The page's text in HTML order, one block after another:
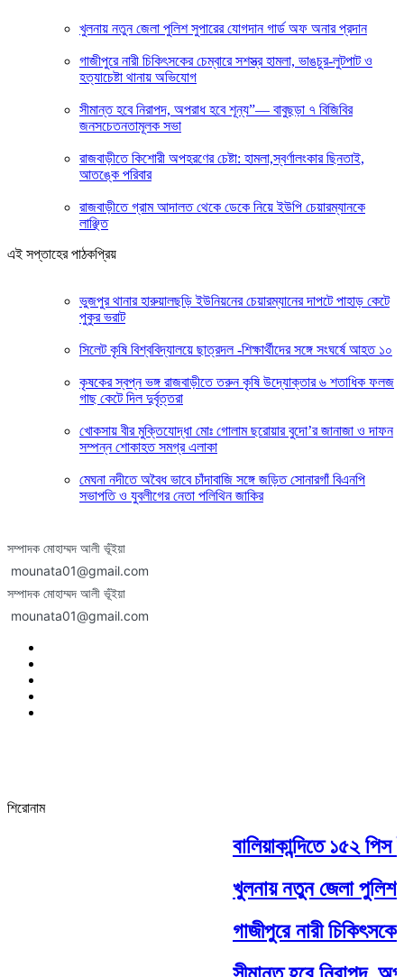
খুলনায় নতুন জেলা পুলিশ সুপারের যোগদান গার্ড অফ অনার প্রদান
গাজীপুরে নারী চিকিৎসকের চেম্বারে সশস্ত্র হামলা, ভাঙচুর-লুটপাট ও
হত্যাচেষ্টা থানায় অভিযোগ
সীমান্ত হবে নিরাপদ, অপরাধ হবে শূন্য”— বাবুছড়া ৭ বিজিবির
জনসচেতনতামূলক সভা
রাজবাড়ীতে কিশোরী অপহরণের চেষ্টা: হামলা,স্বর্ণালংকার ছিনতাই,
আতঙ্কে পরিবার
রাজবাড়ীতে গ্রাম আদালত থেকে ডেকে নিয়ে ইউপি চেয়ারম্যানকে
লাঞ্ছিত
এই সপ্তাহের পাঠকপ্রিয়
ভুজপুর থানার হারুয়ালছড়ি ইউনিয়নের চেয়ারম্যানের দাপটে পাহাড় কেটে
পুকুর ভরাট
সিলেট কৃষি বিশ্ববিদ্যালয়ে ছাত্রদল -শিক্ষার্থীদের সঙ্গে সংঘর্ষে আহত ১০
কৃষকের স্বপ্ন ভঙ্গ রাজবাড়ীতে তরুন কৃষি উদ্যোক্তার ৬ শতাধিক ফলজ
গাছ কেটে দিল দুর্বৃত্তরা
খোকসায় বীর মুক্তিযোদ্ধা মোঃ গোলাম ছরোয়ার বুদো’র জানাজা ও দাফন
সম্পন্ন শোকাহত সমগ্র এলাকা
মেঘনা নদীতে অবৈধ ভাবে চাঁদাবাজি সঙ্গে জড়িত সোনারগাঁ বিএনপি
সভাপতি ও যুবলীগের নেতা পলিথিন জাকির
সম্পাদক মোহাম্মদ আলী ভূঁইয়া
mounata01@gmail.com
সম্পাদক মোহাম্মদ আলী ভূঁইয়া
mounata01@gmail.com
শিরোনাম
বালিয়াকান্দিতে ১৫২
খুলনায় নতুন জেলা পুলিশ
গাজীপুরে নারী